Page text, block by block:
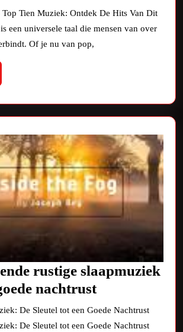
Tien Muziek: Ontdek De Hits Van Dit
een universele taal die mensen van over
Of je nu van pop,
rustige slaapmuziek
nachtrust
rustige
slaapmuziek
De Sleutel tot een Goede Nachtrust
De Sleutel tot een Goede Nachtrust